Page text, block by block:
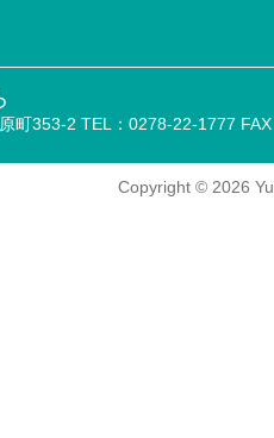
町353-2 TEL：0278-22-1777
Copyright © 2026